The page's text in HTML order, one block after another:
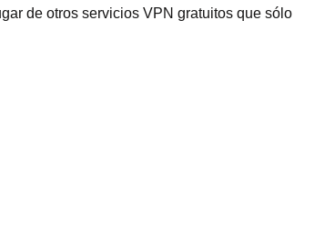
de otros servicios VPN gratuitos que sólo